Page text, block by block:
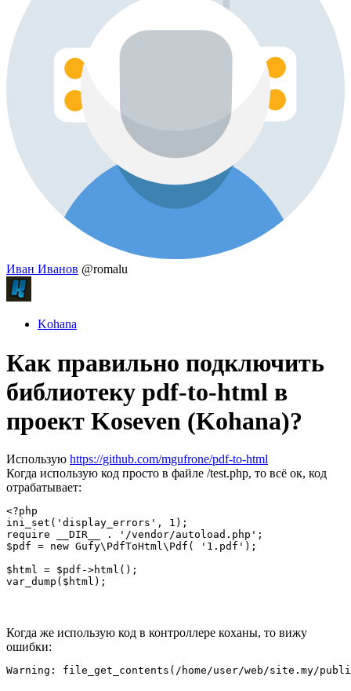
Иван Иванов @romalu
Kohana
Как правильно подключить
библиотеку pdf-to-html в
проект Koseven (Kohana)?
Использую https://github.com/mgufrone/pdf-to-html
Когда использую код просто в файле /test.php, то всё ок, код
отрабатывает:
<?php
ini_set('display_errors', 1);
require __DIR__ . '/vendor/autoload.php';
$pdf = new Gufy\PdfToHtml\Pdf( '1.pdf');
$html = $pdf->html();
var_dump($html);
Когда же использую код в контроллере коханы, то вижу
ошибки:
Warning: file_get_contents(/home/user/web/site.my/